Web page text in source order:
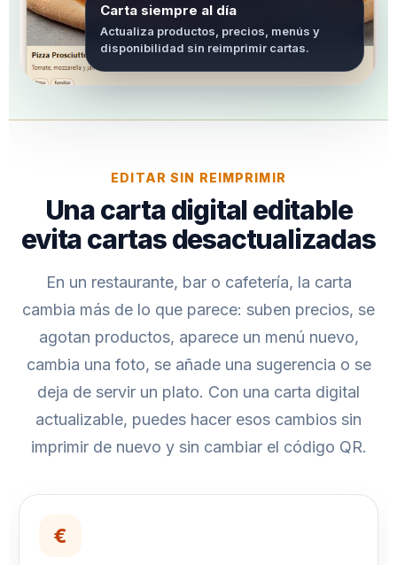
Carta siempre al día
Actualiza productos, precios, menús y
disponibilidad sin reimprimir cartas.
EDITAR SIN REIMPRIMIR
Una carta digital editable
evita cartas desactualizadas
En un restaurante, bar o cafetería, la carta
cambia más de lo que parece: suben precios, se
agotan productos, aparece un menú nuevo,
cambia una foto, se añade una sugerencia o se
deja de servir un plato. Con una carta digital
actualizable, puedes hacer esos cambios sin
imprimir de nuevo y sin cambiar el código QR.
€